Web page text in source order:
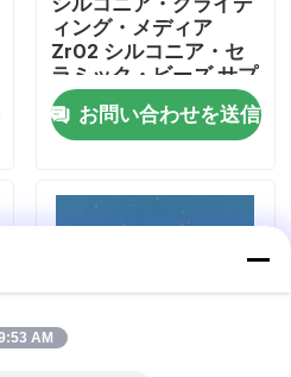
ィング・メディア
ZrO2 シルコニア・セ
ラミック・ビーズ サプ
ライヤー
お問い合わせを送信
AM